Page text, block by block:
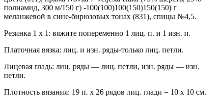
полиамид, 300 м/150 г) -100(100)100(150)150(150) г
меланжевой в сине-бирюзовых тонах (831), спицы №4,5.
Резинка 1 х 1: вяжите попеременно 1 лиц. п. и 1 изн. п.
Платочная вязка: лиц. и изн. ряды-только лиц. петли.
Лицевая гладь: лиц. ряды — лиц. петли, изн. ряды — изн.
петли.
Плотность вязания: 19 п. х 26 рядов лиц. глади = 10 х 10 см.